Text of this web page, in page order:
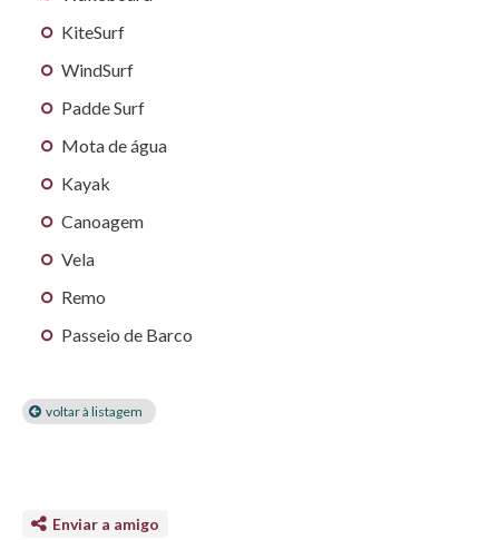
KiteSurf
WindSurf
Padde Surf
Mota de água
Kayak
Canoagem
Vela
Remo
Passeio de Barco
voltar à listagem
Enviar a amigo